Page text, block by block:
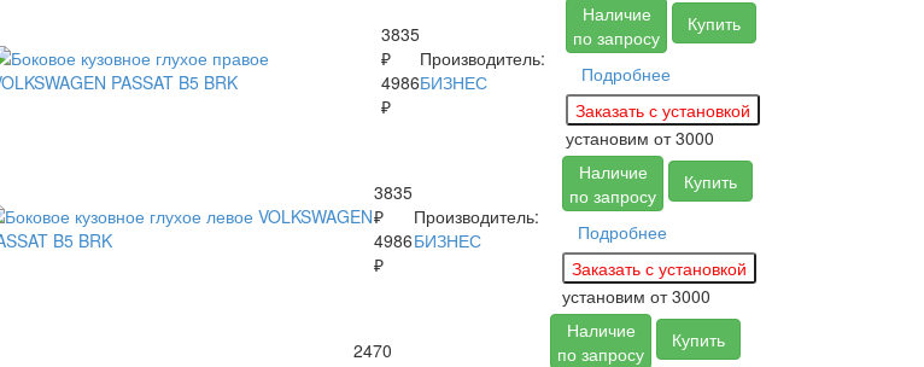
3835
₽
4986
₽
Производитель:
БИЗНЕС
Наличие
по запросу
Купить
Подробнее
установим от 3000
3835
₽
4986
₽
Производитель:
БИЗНЕС
Наличие
по запросу
Купить
Подробнее
установим от 3000
2470
Наличие
по запросу
Купить